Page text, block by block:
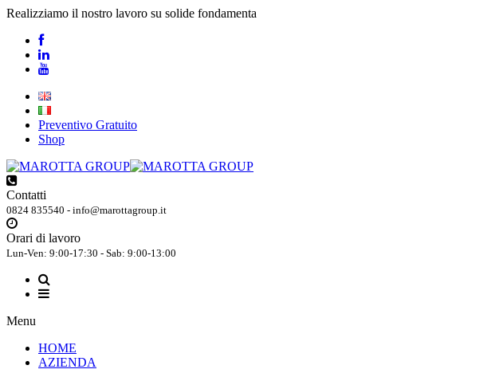
Realizziamo il nostro lavoro su solide fondamenta
Preventivo Gratuito
Shop
Contatti
0824 835540 - info@marottagroup.it
Orari di lavoro
Lun-Ven: 9:00-17:30 - Sab: 9:00-13:00
Menu
HOME
AZIENDA